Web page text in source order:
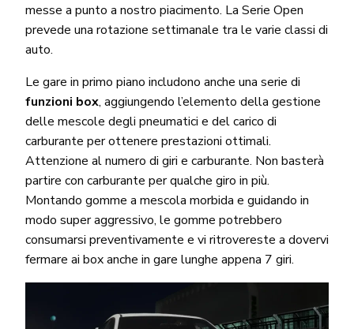
messe a punto a nostro piacimento. La Serie Open
prevede una rotazione settimanale tra le varie classi di
auto.
Le gare in primo piano includono anche una serie di
funzioni box, aggiungendo l’elemento della gestione
delle mescole degli pneumatici e del carico di
carburante per ottenere prestazioni ottimali.
Attenzione al numero di giri e carburante. Non basterà
partire con carburante per qualche giro in più.
Montando gomme a mescola morbida e guidando in
modo super aggressivo, le gomme potrebbero
consumarsi preventivamente e vi ritrovereste a dovervi
fermare ai box anche in gare lunghe appena 7 giri.